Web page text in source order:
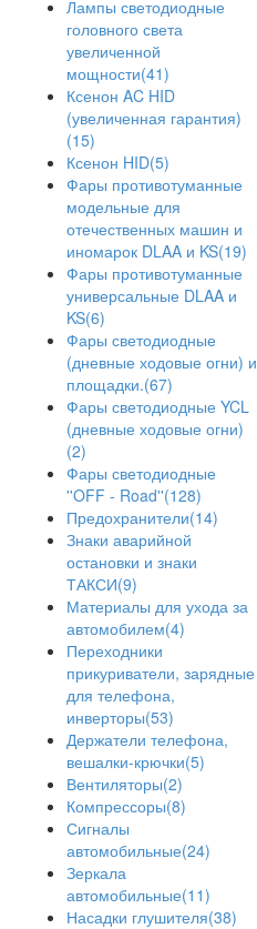
Лампы светодиодные
головного света
увеличенной
мощности(41)
Ксенон AC HID
(увеличенная гарантия)
(15)
Ксенон HID(5)
Фары противотуманные
модельные для
отечественных машин и
иномарок DLAA и KS(19)
Фары противотуманные
универсальные DLAA и
KS(6)
Фары светодиодные
(дневные ходовые огни) и
площадки.(67)
Фары светодиодные YCL
(дневные ходовые огни)
(2)
Фары светодиодные
''OFF - Road''(128)
Предохранители(14)
Знаки аварийной
остановки и знаки
ТАКСИ(9)
Материалы для ухода за
автомобилем(4)
Переходники
прикуриватели, зарядные
для телефона,
инверторы(53)
Держатели телефона,
вешалки-крючки(5)
Вентиляторы(2)
Компрессоры(8)
Сигналы
автомобильные(24)
Зеркала
автомобильные(11)
Насадки глушителя(38)